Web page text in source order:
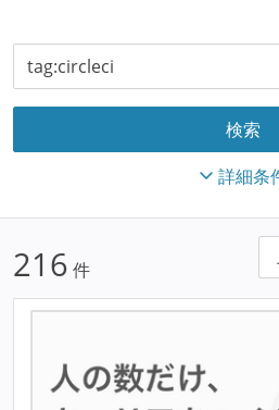
詳細条
216 件